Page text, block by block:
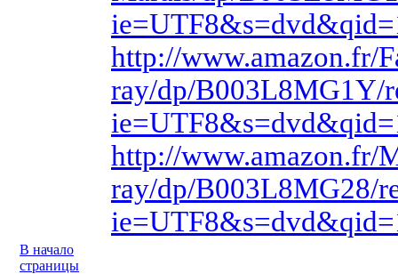
http://www.amazon.fr/
ray/dp/B003L8MG1Y/
http://www.amazon.fr/
ray/dp/B003L8MG28/
В начало
страницы